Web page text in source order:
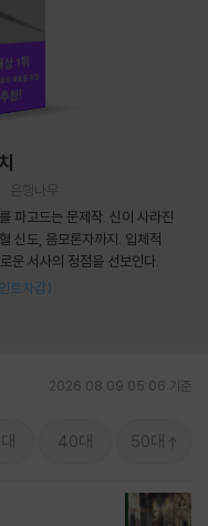
은행나무
파고드는 문제작. 신이 사라진
신도, 음모론자까지. 입체적
운 서사의 정점을 선보인다.
트차감)
2026.08.09 05:06 기준
40대 50대